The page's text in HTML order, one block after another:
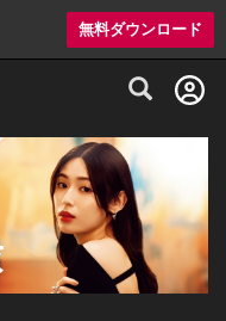
無料ダウンロード
レミアムレストラン予約